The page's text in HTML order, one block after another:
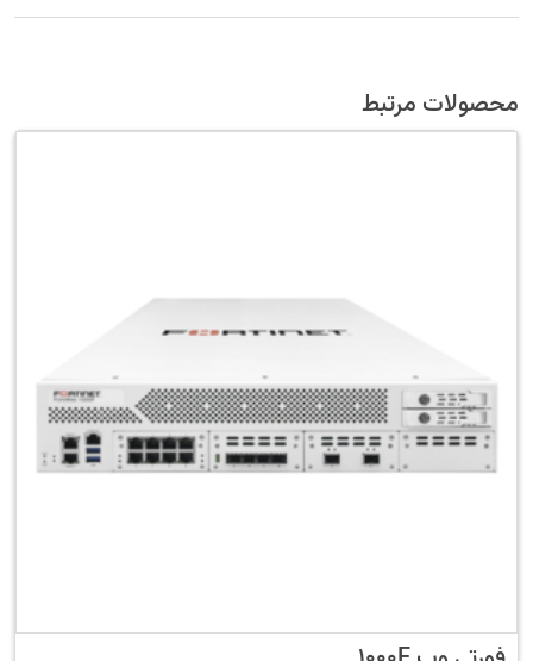
محصولات مرتبط